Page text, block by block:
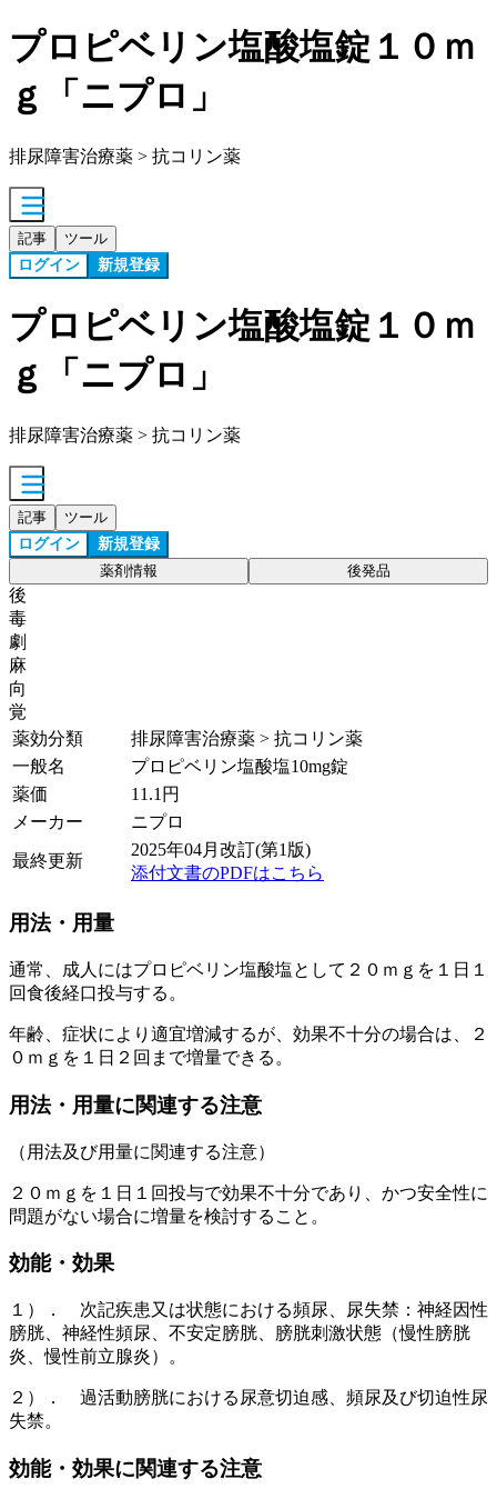
プロピベリン塩酸塩錠１０ｍ
ｇ「ニプロ」
排尿障害治療薬 > 抗コリン薬
記事 ツール
ログイン 新規登録
プロピベリン塩酸塩錠１０ｍ
ｇ「ニプロ」
排尿障害治療薬 > 抗コリン薬
記事 ツール
ログイン 新規登録
薬剤情報 後発品
後
毒
劇
麻
向
覚
薬効分類
排尿障害治療薬 > 抗コリン薬
一般名
プロピベリン塩酸塩10mg錠
薬価
11.1 円
メーカー
ニプロ
最終更新
2025年04月改訂(第1版)
添付文書のPDFはこちら
用法・用量
通常、成人にはプロピベリン塩酸塩として２０ｍｇを１日１
回食後経口投与する。
年齢、症状により適宜増減するが、効果不十分の場合は、２
０ｍｇを１日２回まで増量できる。
用法・用量に関連する注意
（用法及び用量に関連する注意）
２０ｍｇを１日１回投与で効果不十分であり、かつ安全性に
問題がない場合に増量を検討すること。
効能・効果
１）． 次記疾患又は状態における頻尿、尿失禁：神経因性
膀胱、神経性頻尿、不安定膀胱、膀胱刺激状態（慢性膀胱
炎、慢性前立腺炎）。
２）． 過活動膀胱における尿意切迫感、頻尿及び切迫性尿
失禁。
効能・効果に関連する注意